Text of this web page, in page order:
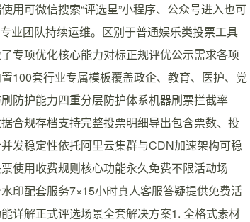
用可微信搜索“评选星”小程序、公众号进入也可
业团队持续运维。区别于普通娱乐类投票工具
专项优化核心能力对标正规评优公示需求各项
100套行业专属模板覆盖政企、教育、医护、党
防护能力四重分层防护体系机器刷票拦截率
合规存档支持完整投票明细导出包含票数、投
发稳定性依托阿里云集群与CDN加速架构可稳
使用收费规则核心功能永久免费不限活动场
印配套服务7×15小时真人客服答疑提供免费活
详解正式评选场景全套解决方案1. 全格式素材